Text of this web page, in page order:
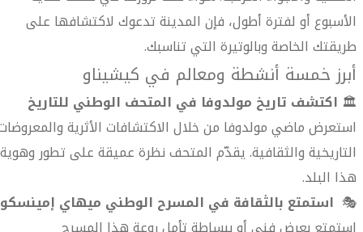
الأسبوع أو لفترة أطول، فإن المدينة تدعوك لاكتشافها على
طريقتك الخاصة وبالوتيرة التي تناسبك.
أبرز خمسة أنشطة ومعالم في كيشيناو
🏛️ اكتشف تاريخ مولدوفا في المتحف الوطني للتاريخ
استعرض ماضي مولدوفا من خلال الاكتشافات الأثرية
التاريخية والثقافية. يقدّم المتحف نظرة عميقة على تطور وهوية
هذا البلد.
🎭 استمتع بالثقافة في المسرح الوطني ميهاي إمينسكو